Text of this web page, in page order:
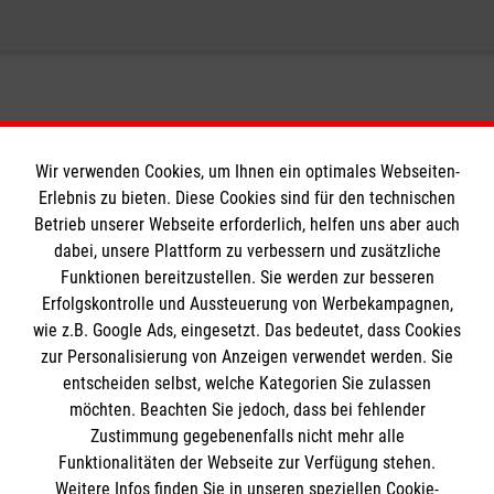
Ihrer spezifischen Bedürfnisse und
sozialversicherungspflichtigen Beschäftigten
Nach § 27 ist mindestens ein Betriebssanitäter
anzustellen, wenn:
in einer Betriebsstätte mehr als 1500
Versicherte nach$ § 2 Absatz 1 Nummer 1
Sozialgesetzbuch Siebtes Buch (SGB VII)
anwesend sind,
in einer Betriebsstätte 1500 oder weniger,
aber mehr als 250 Versicherte nach §
2 Absatz 1 Nummer 1 SGB VII anwesend
sind und Art, Schwere und Zahl der Unfälle
Informationen
A-Z
Presse
Impressum
Datenschutz
Barrierefreiheit
Die Malteser
Malteser im Erzbistum Bamberg
Malteser in Deutschland
Spendenkonto
Wir verwenden Cookies, um Ihnen ein optimales Webseiten-
Erlebnis zu bieten. Diese Cookies sind für den technischen
Betrieb unserer Webseite erforderlich, helfen uns aber auch
dabei, unsere Plattform zu verbessern und zusätzliche
Funktionen bereitzustellen. Sie werden zur besseren
Erfolgskontrolle und Aussteuerung von Werbekampagnen,
wie z.B. Google Ads, eingesetzt. Das bedeutet, dass Cookies
zur Personalisierung von Anzeigen verwendet werden. Sie
entscheiden selbst, welche Kategorien Sie zulassen
möchten. Beachten Sie jedoch, dass bei fehlender
Zustimmung gegebenenfalls nicht mehr alle
Funktionalitäten der Webseite zur Verfügung stehen.
Weitere Infos finden Sie in unseren speziellen Cookie-